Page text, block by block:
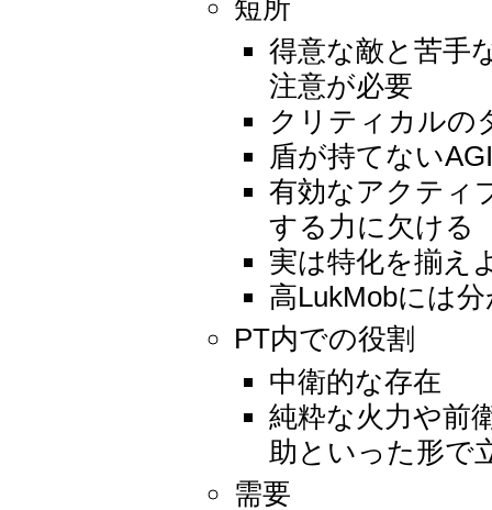
短所
得意な敵と苦手
注意が必要
クリティカルの
盾が持てない
有効なアクティ
する力に欠ける
実は特化を揃え
高LukMobには
PT内での役割
中衛的な存在
純粋な火力や前
助といった形で
需要